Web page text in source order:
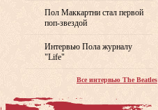
Пол Маккартни стал первой
поп-звездой
Интервью Пола журналу
"Life"
Все интервью The Beatles